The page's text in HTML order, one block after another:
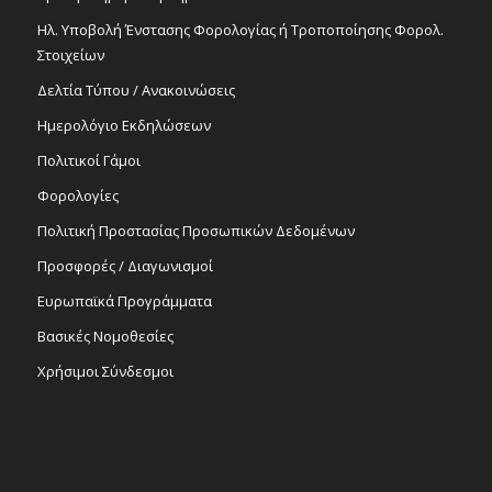
Ηλ. Υποβολή Ένστασης Φορολογίας ή Τροποποίησης Φορολ.
Στοιχείων
Δελτία Τύπου / Ανακοινώσεις
Ημερολόγιο Εκδηλώσεων
Πολιτικοί Γάμοι
Φορολογίες
Πολιτική Προστασίας Προσωπικών Δεδομένων
Προσφορές / Διαγωνισμοί
Ευρωπαϊκά Προγράμματα
Βασικές Νομοθεσίες
Χρήσιμοι Σύνδεσμοι